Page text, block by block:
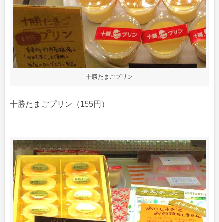
十勝たまごプリン
十勝たまごプリン（155円）